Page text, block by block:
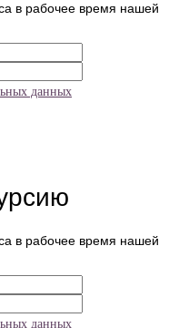
в рабочее время нашей
данных
в рабочее время нашей
данных